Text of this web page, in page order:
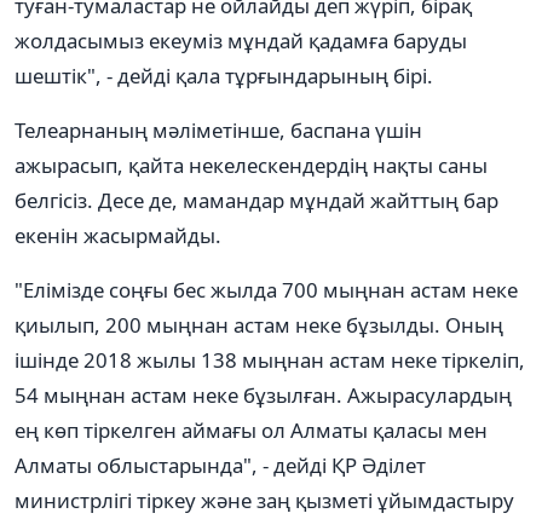
жолдасымыз екеуміз мұндай қадамға баруды
шештік", - дейді қала тұрғындарының бірі.
Телеарнаның мәліметінше, баспана үшін
ажырасып, қайта некелескендердің нақты саны
белгісіз. Десе де, мамандар мұндай жайттың бар
екенін жасырмайды.
"Елімізде соңғы бес жылда 700 мыңнан астам неке
қиылып, 200 мыңнан астам неке бұзылды. Оның
ішінде 2018 жылы 138 мыңнан астам неке тіркеліп,
54 мыңнан астам неке бұзылған. Ажырасулардың
ең көп тіркелген аймағы ол Алматы қаласы мен
Алматы облыстарында", - дейді ҚР Әділет
министрлігі тіркеу және заң қызметі ұйымдастыру